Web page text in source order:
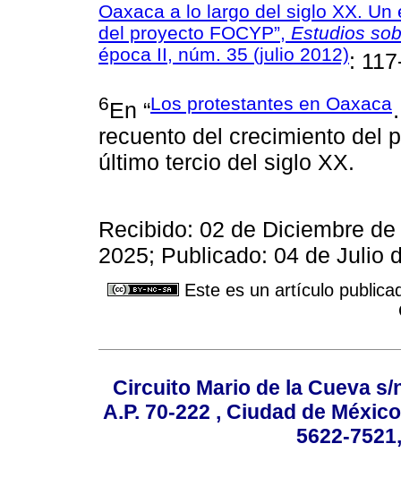
Oaxaca a lo largo del siglo XX.
del proyecto FOCYP”, Estudios
época II, núm. 35 (julio 2012):
6En “Los protestantes en Oaxaca
recuento del crecimiento del
último tercio del siglo XX.
Recibido: 02 de Diciembre
2025; Publicado: 04 de Julio
Este es un artículo
Circuito Mario de la Cueva
A.P. 70-222 , Ciudad de
5622-